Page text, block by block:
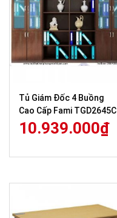
Tủ Giám Đốc 4 Buồng
Cao Cấp Fami TGD2645C
10.939.000₫